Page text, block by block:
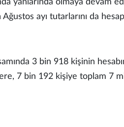
yanlarında olmaya devam
ayı tutarlarını da
3 bin 918 kişinin
7 bin 192 kişiye toplam 7